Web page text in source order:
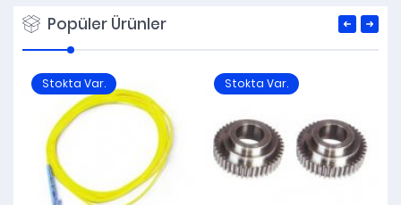
Popüler Ürünler
Stokta Var. Stokta Var.